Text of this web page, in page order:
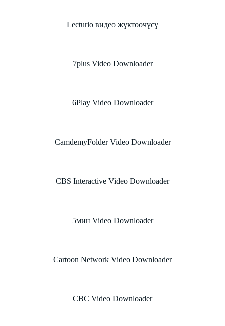
Lecturio видео жүктөөчүсү
7plus Video Downloader
6Play Video Downloader
CamdemyFolder Video Downloader
CBS Interactive Video Downloader
5мин Video Downloader
Cartoon Network Video Downloader
CBC Video Downloader